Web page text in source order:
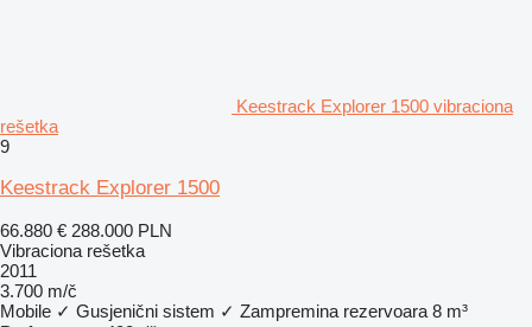
Keestrack Explorer 1500 vibraciona
rešetka
9
Keestrack Explorer 1500
66.880 € 288.000 PLN
Vibraciona rešetka
2011
3.700 m/č
Mobile ✓ Gusjenični sistem ✓ Zampremina rezervoara 8 m³